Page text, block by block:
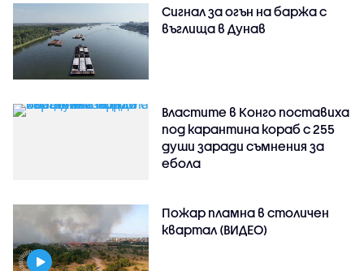
Сигнал за огън на баржа с
въглища в Дунав
Властите в Конго поставиха
под карантина кораб с 255
души заради съмнения за
ебола
Пожар пламна в столичен
квартал (ВИДЕО)